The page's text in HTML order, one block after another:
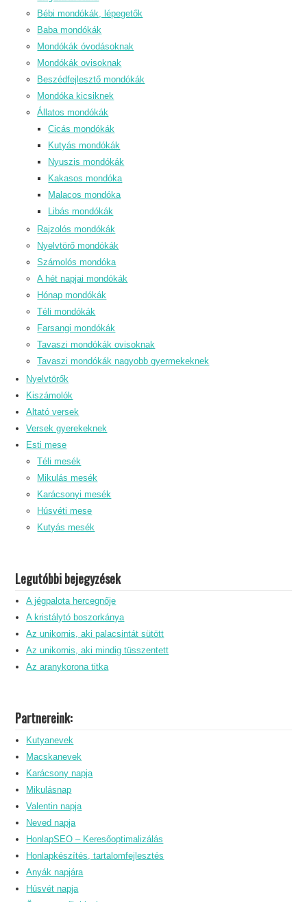
Bébi mondókák, lépegetők
Baba mondókák
Mondókák óvodásoknak
Mondókák ovisoknak
Beszédfejlesztő mondókák
Mondóka kicsiknek
Állatos mondókák
Cicás mondókák
Kutyás mondókák
Nyuszis mondókák
Kakasos mondóka
Malacos mondóka
Libás mondókák
Rajzolós mondókák
Nyelvtörő mondókák
Számolós mondóka
A hét napjai mondókák
Hónap mondókák
Téli mondókák
Farsangi mondókák
Tavaszi mondókák ovisoknak
Tavaszi mondókák nagyobb gyermekeknek
Nyelvtörők
Kiszámolók
Altató versek
Versek gyerekeknek
Esti mese
Téli mesék
Mikulás mesék
Karácsonyi mesék
Húsvéti mese
Kutyás mesék
Legutóbbi bejegyzések
A jégpalota hercegnője
A kristálytó boszorkánya
Az unikornis, aki palacsintát sütött
Az unikornis, aki mindig tüsszentett
Az aranykorona titka
Partnereink:
Kutyanevek
Macskanevek
Karácsony napja
Mikulásnap
Valentin napja
Neved napja
HonlapSEO – Keresőoptimalizálás
Honlapkészítés, tartalomfejlesztés
Anyák napjára
Húsvét napja